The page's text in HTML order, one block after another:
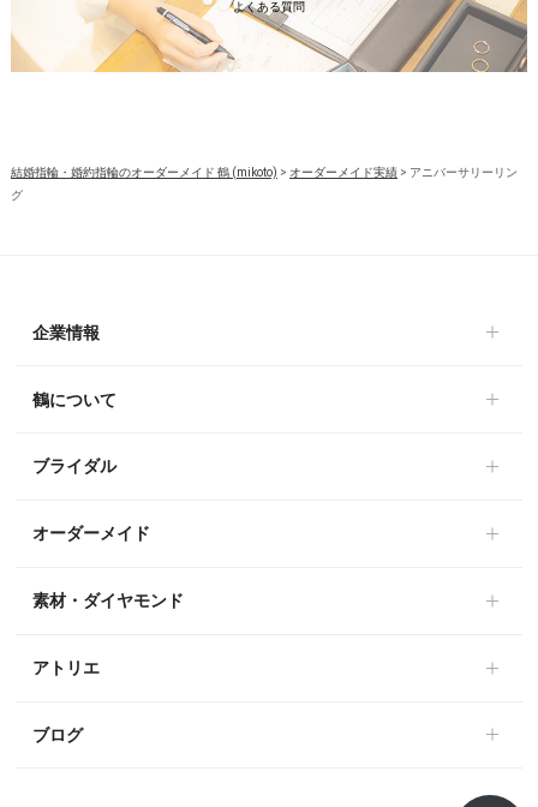
よくある質問
結婚指輪・婚約指輪のオーダーメイド 鶴 (mikoto) > オーダーメイド実績> アニバーサリーリン
グ
企業情報
鶴について
ブライダル
オーダーメイド
素材・ダイヤモンド
アトリエ
ブログ